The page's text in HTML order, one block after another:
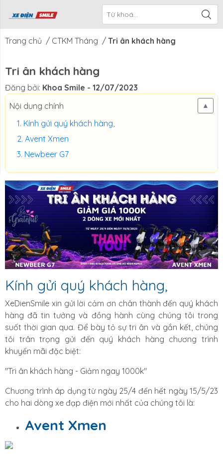
Xe Điện
Smile
CTKM Tháng Blog
Trang chủ / CTKM Tháng / Tri ân khách hàng
Tri ân khách hàng
Đăng bởi: Khoa Smile - 12/07/2023
Nội dung chính
▲
Kính gửi quý khách hàng,
Avent Xmen
Newbeer G7
Kính gửi quý khách hàng,
XeDienSmile xin gửi lời cảm ơn chân thành đến quý khách
hàng đã tin tưởng và đồng hành cùng chúng tôi trong
suốt thời gian qua. Để bày tỏ sự tri ân và gắn kết, chúng
tôi trân trọng gửi đến quý khách hàng chương trình
khuyến mãi đặc biệt:
"Tri ân khách hàng - Giảm ngay 1000k"
Chương trình áp dụng từ ngày 25/4 đến hết ngày 15/5/23
cho hai dòng xe đạp điện mới nhất của chúng tôi là:
Avent Xmen